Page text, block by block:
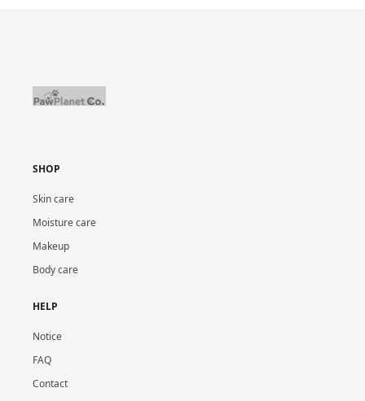
SHOP
Skin care
Moisture care
Makeup
Body care
HELP
Notice
FAQ
Contact